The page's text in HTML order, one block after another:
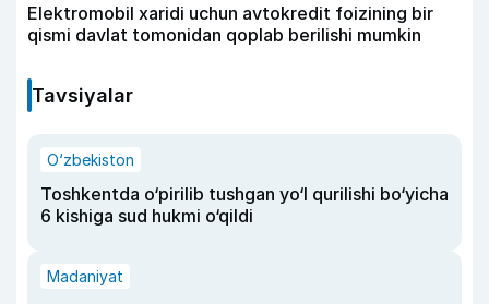
Elektromobil xaridi uchun avtokredit foizining bir
qismi davlat tomonidan qoplab berilishi mumkin
Tavsiyalar
O‘zbekiston
Toshkentda o‘pirilib tushgan yo‘l qurilishi bo‘yicha
6 kishiga sud hukmi o‘qildi
Madaniyat